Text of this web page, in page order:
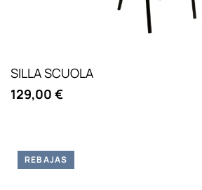
SILLA SCUOLA
129,00 €
REBAJAS